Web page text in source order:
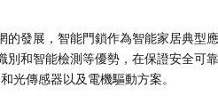
的發展，智能門鎖作為智能家居典型
別和智能檢測等優勢，在保證安全可
光傳感器以及電機驅動方案。